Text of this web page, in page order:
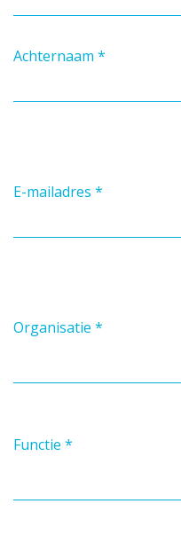
Achternaam *
E-mailadres *
Organisatie *
Functie *